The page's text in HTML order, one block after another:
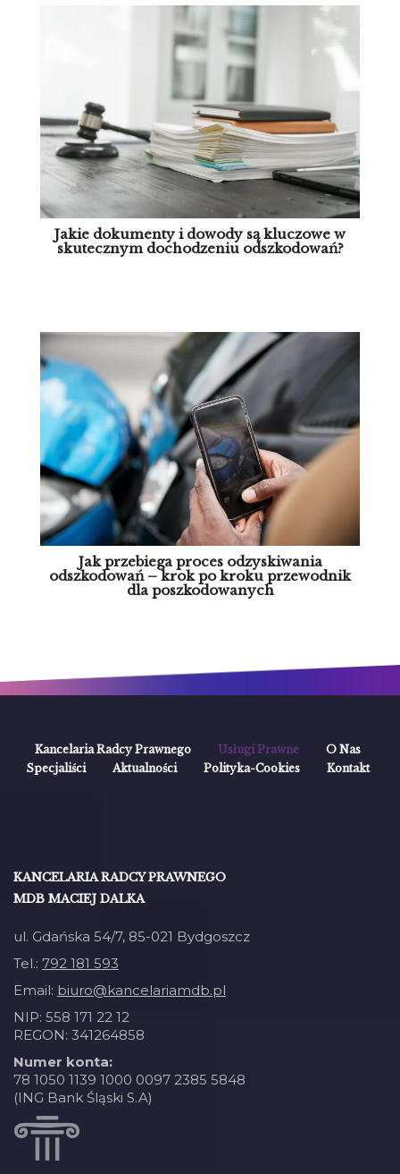
Jakie dokumenty i dowody są kluczowe w
skutecznym dochodzeniu odszkodowań?
Jak przebiega proces odzyskiwania
odszkodowań – krok po kroku przewodnik
dla poszkodowanych
Kancelaria Radcy Prawnego Usługi Prawne
O Nas
Specjaliści
Aktualności Polityka-Cookies Kontakt
KANCELARIA RADCY PRAWNEGO
MDB MACIEJ DALKA
ul. Gdańska 54/7, 85-021 Bydgoszcz
Tel.: 792 181 593
Email: biuro@kancelariamdb.pl
NIP: 558 171 22 12
REGON: 341264858
Numer konta:
78 1050 1139 1000 0097 2385 5848
(ING Bank Śląski S.A)